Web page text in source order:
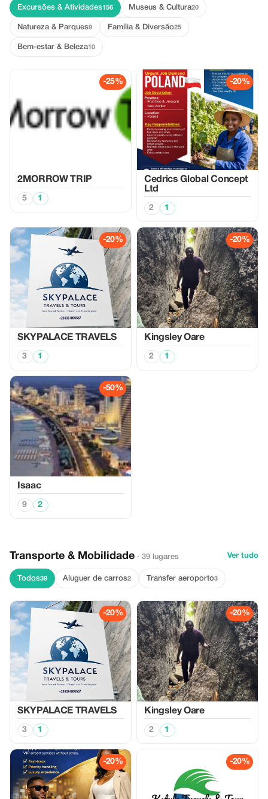
Excursões & Atividades156 Museus & Cultura20
Natureza & Parques9 Família & Diversão25
Bem-estar & Beleza10
-25%
2MORROW TRIP
5 1
-20%
Cedrics Global Concept
Ltd
2 1
-20%
SKYPALACE TRAVELS
3 1
-20%
Kingsley Oare
2 1
-50%
Isaac
9 2
Transporte & Mobilidade · 39 lugares Ver tudo
Todos39 Aluguer de carros2 Transfer aeroporto3
-20%
SKYPALACE TRAVELS
3 1
-20%
Kingsley Oare
2 1
-20% -20%